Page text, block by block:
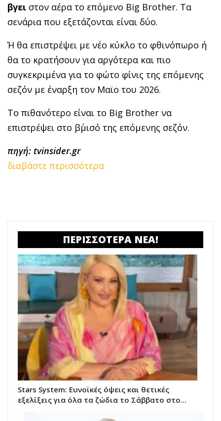
βγει στον αέρα το επόμενο Big Brother. Τα
σενάρια που εξετάζονται είναι δύο.
Ή θα επιστρέψει με νέο κύκλο το φθινόπωρο ή
θα το κρατήσουν για αργότερα και πιο
συγκεκριμένα για το φώτο φίνις της επόμενης
σεζόν με έναρξη τον Μαϊο του 2026.
Το πιθανότερο είναι το Big Brother να
επιστρέψει στο β΄μισό της επόμενης σεζόν.
πηγή: tvinsider.gr
διαβάστε περισσότερα
ΠΕΡΙΣΣΟΤΕΡΑ ΝΕΑ!
Stars System: Ευνοϊκές όψεις και θετικές
εξελίξεις για όλα τα ζώδια το Σάββατο στο…